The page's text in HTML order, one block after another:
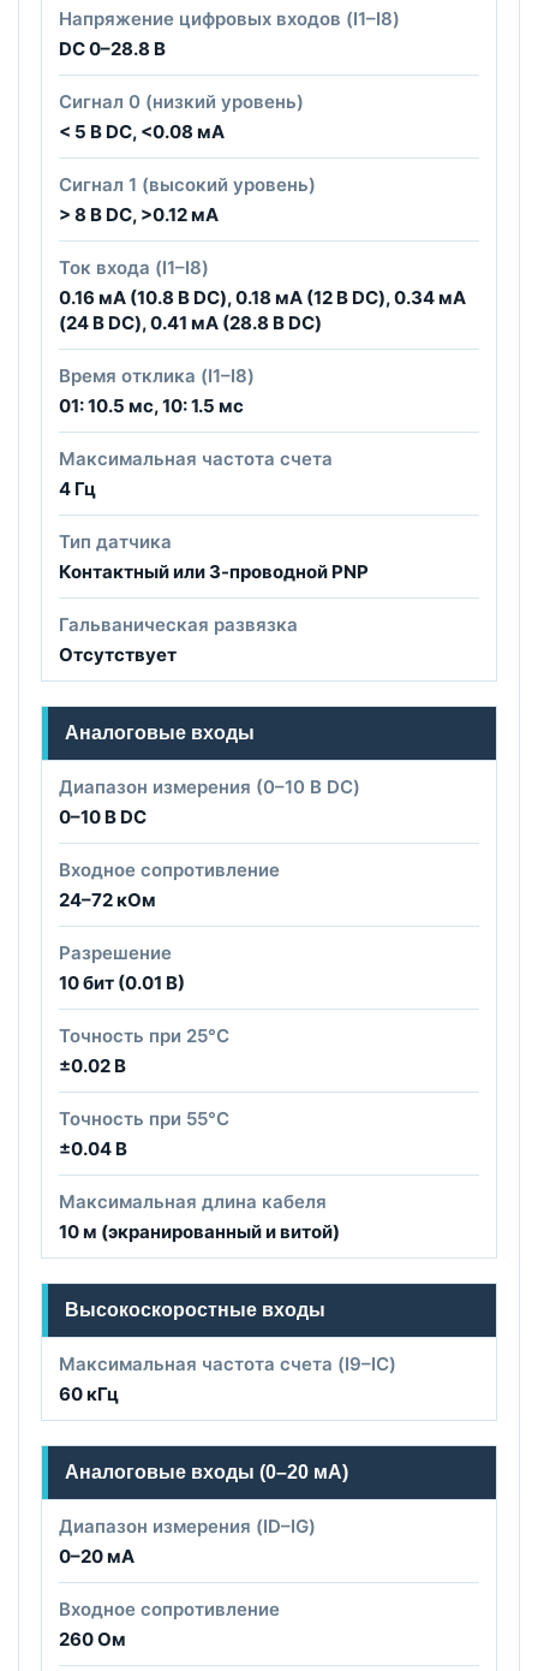
Напряжение цифровых входов (I1–I8)
DC 0–28.8 В
Сигнал 0 (низкий уровень)
< 5 В DC, <0.08 мА
Сигнал 1 (высокий уровень)
> 8 В DC, >0.12 мА
Ток входа (I1–I8)
0.16 мА (10.8 В DC), 0.18 мА (12 В DC), 0.34 мА
(24 В DC), 0.41 мА (28.8 В DC)
Время отклика (I1–I8)
01: 10.5 мс, 10: 1.5 мс
Максимальная частота счета
4 Гц
Тип датчика
Контактный или 3-проводной PNP
Гальваническая развязка
Отсутствует
Аналоговые входы
Диапазон измерения (0–10 В DC)
0–10 В DC
Входное сопротивление
24–72 кОм
Разрешение
10 бит (0.01 В)
Точность при 25°C
±0.02 В
Точность при 55°C
±0.04 В
Максимальная длина кабеля
10 м (экранированный и витой)
Высокоскоростные входы
Максимальная частота счета (I9–IC)
60 кГц
Аналоговые входы (0–20 мА)
Диапазон измерения (ID–IG)
0–20 мА
Входное сопротивление
260 Ом